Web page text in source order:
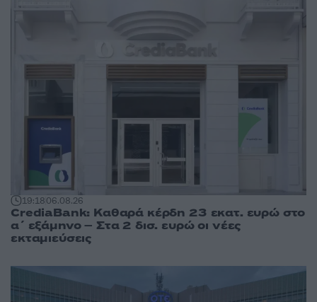
19:1806.08.26
CrediaBank: Καθαρά κέρδη 23 εκατ. ευρώ στο
α΄ εξάμηνο – Στα 2 δισ. ευρώ οι νέες
εκταμιεύσεις